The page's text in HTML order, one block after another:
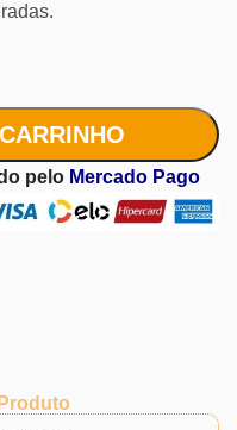
pelo Mercado Pago